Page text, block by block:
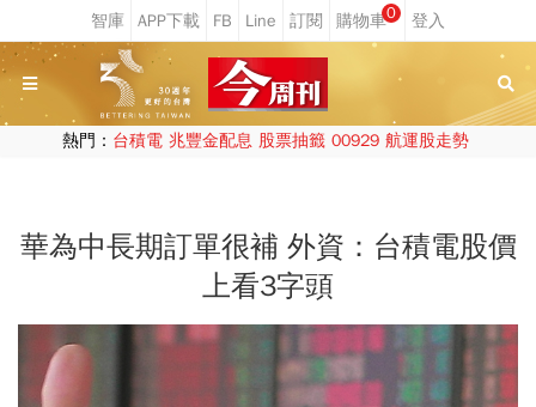
0
熱門： 台積電 兆豐金配息 股票抽籤 00929 航運股走勢
華為中長期訂單很補 外資：台積電股價
上看3字頭